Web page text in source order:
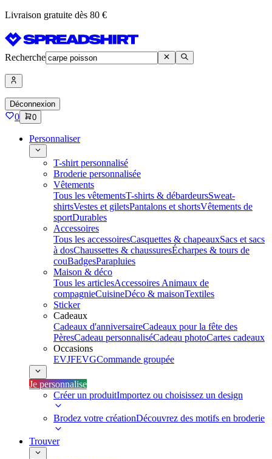
Livraison gratuite dès 80 €
Recherche
Déconnexion
0 0
Personnaliser
T-shirt personnalisé
Broderie personnalisée
Vêtements
Tous les vêtementsT-shirts & débardeursSweat-
shirtsVestes et giletsPantalons et shortsVêtements de
sportDurables
Accessoires
Tous les accessoiresCasquettes & chapeauxSacs et sacs
à dosChaussettes & chaussuresÉcharpes & tours de
couBadgesParapluies
Maison & déco
Tous les articlesAccessoires Animaux de
compagnieCuisineDéco & maisonTextiles
Sticker
Cadeaux
Cadeaux d'anniversaireCadeaux pour la fête des
PèresCadeau personnaliséCadeau photoCartes cadeaux
Occasions
EVJFEVGCommande groupée
Je personnalise
Créer un produitImportez ou choisissez un design
Brodez votre créationDécouvrez des motifs en broderie
Trouver